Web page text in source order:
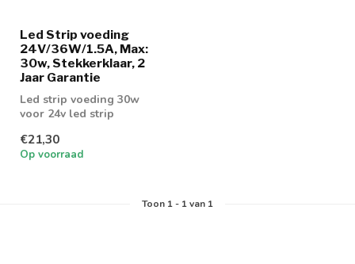
Led Strip voeding
24V/36W/1.5A, Max:
30w, Stekkerklaar, 2
Jaar Garantie
Led strip voeding 30w
voor 24v led strip
€21,30
Op voorraad
Toon 1- 1van 1